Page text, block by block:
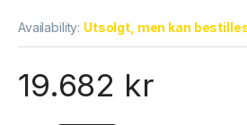
Availability: Utsolgt, men kan
19.682 kr